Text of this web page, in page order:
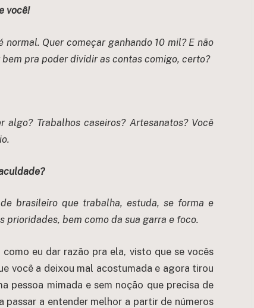
você!
Quer começar ganhando 10 mil? E não
pra poder dividir as contas comigo, certo?
Trabalhos caseiros? Artesanatos? Você
brasileiro que trabalha, estuda, se forma e
prioridades, bem como da sua garra e foco.
eu dar razão pra ela, visto que se vocês
você a deixou mal acostumada e agora tirou
pessoa mimada e sem noção que precisa de
a entender melhor a partir de números